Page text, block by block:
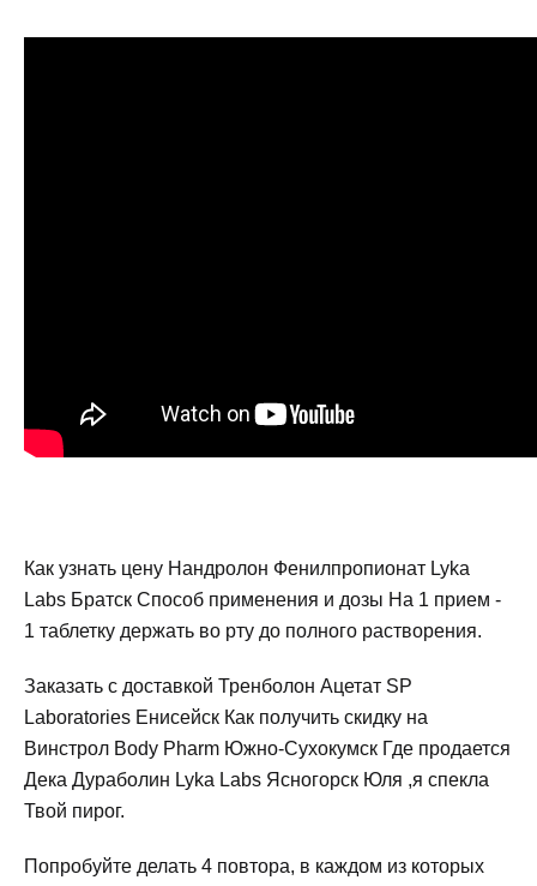
Как узнать цену Нандролон Фенилпропионат Lyka
Labs Братск Способ применения и дозы На 1 прием -
1 таблетку держать во рту до полного растворения.
Заказать с доставкой Тренболон Ацетат SP
Laboratories Енисейск Как получить скидку на
Винстрол Body Pharm Южно-Сухокумск Где продается
Дека Дураболин Lyka Labs Ясногорск Юля ,я спекла
Твой пирог.
Попробуйте делать 4 повтора, в каждом из которых